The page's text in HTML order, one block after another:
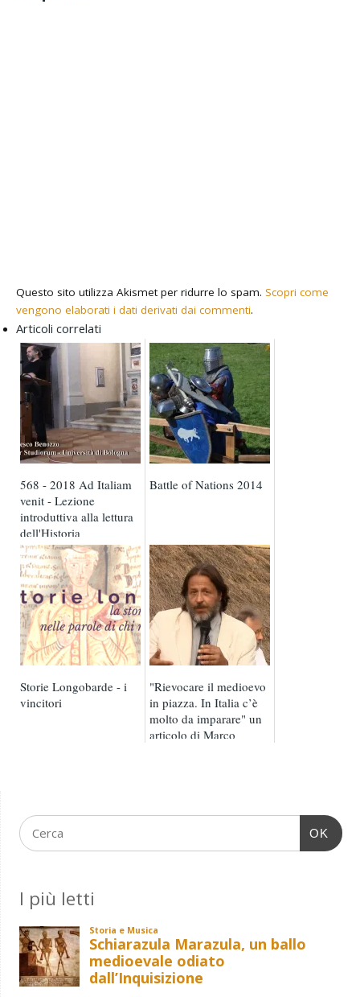
Questo sito utilizza Akismet per ridurre lo spam. Scopri come
vengono elaborati i dati derivati dai commenti.
Articoli correlati
568 - 2018 Ad Italiam
venit - Lezione
introduttiva alla lettura
dell'Historia
Langobardorum
Battle of Nations 2014
Storie Longobarde - i
vincitori
"Rievocare il medioevo
in piazza. In Italia c’è
molto da imparare" un
articolo di Marco
OK
I più letti